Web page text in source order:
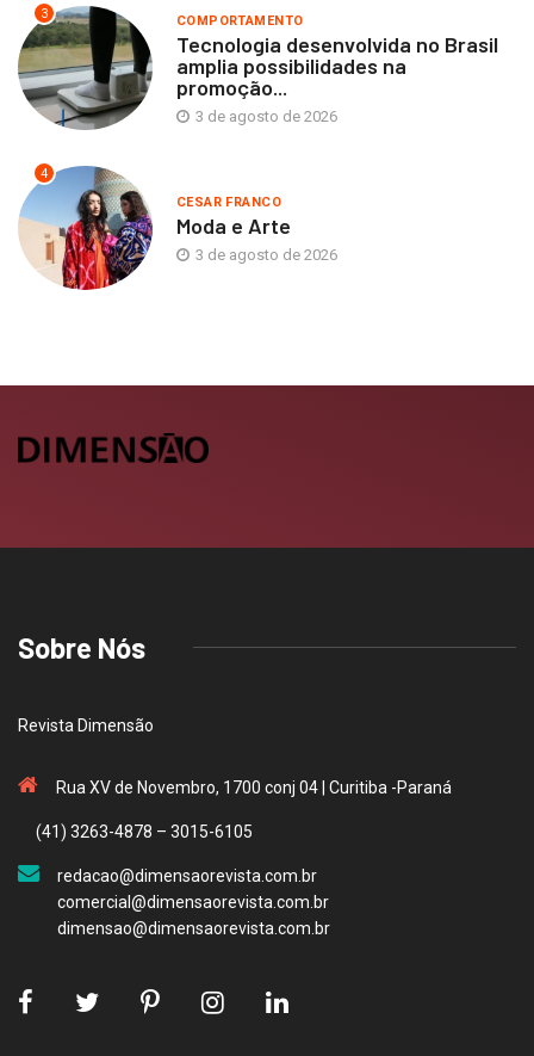
3 COMPORTAMENTO
Tecnologia desenvolvida no Brasil
amplia possibilidades na
promoção...
3 de agosto de 2026
4
CESAR FRANCO
Moda e Arte
3 de agosto de 2026
Sobre Nós
Revista Dimensão
Rua XV de Novembro, 1700 conj 04 | Curitiba -Paraná
(41) 3263-4878 – 3015-6105
redacao@dimensaorevista.com.br
comercial@dimensaorevista.com.br
dimensao@dimensaorevista.com.br